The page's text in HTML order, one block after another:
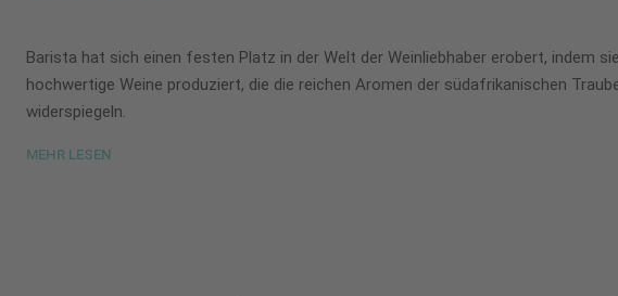
Barista hat sich einen festen Platz in der Welt der Weinliebhaber erobert, indem
hochwertige Weine produziert, die die reichen Aromen der südafrikanischen
widerspiegeln.
MEHR LESEN